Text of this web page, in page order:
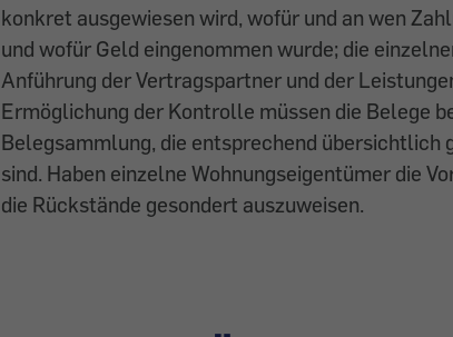
konkret ausgewiesen wird, wofür und an wen
und wofür Geld ein­genommen wurde; die
Anführung der Vertragspartner und der
Ermöglichung der Kontrolle müssen die Belege
Belegsammlung, die entsprechend
sind. Haben einzelne Wohnungseigentümer die
die Rückstände gesondert ­auszuweisen.